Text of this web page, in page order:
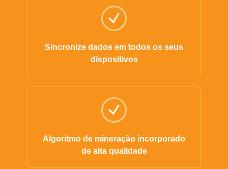
Sincronize dados em todos os seus
dispositivos
Algoritmo de mineração incorporado
de alta qualidade